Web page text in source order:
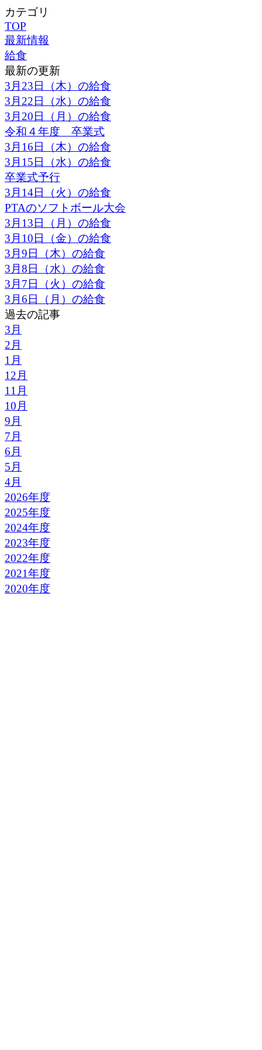
カテゴリ
TOP
最新情報
給食
最新の更新
3月23日（木）の給食
3月22日（水）の給食
3月20日（月）の給食
令和４年度 卒業式
3月16日（木）の給食
3月15日（水）の給食
卒業式予行
3月14日（火）の給食
PTAのソフトボール大会
3月13日（月）の給食
3月10日（金）の給食
3月9日（木）の給食
3月8日（水）の給食
3月7日（火）の給食
3月6日（月）の給食
過去の記事
3月
2月
1月
12月
11月
10月
9月
7月
6月
5月
4月
2026年度
2025年度
2024年度
2023年度
2022年度
2021年度
2020年度